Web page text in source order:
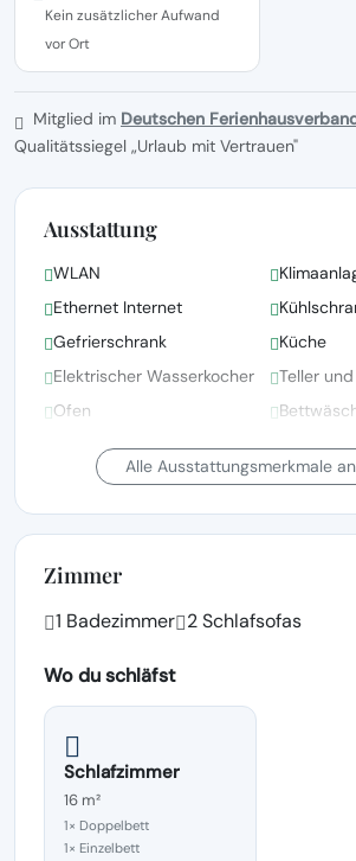
Kein zusätzlicher Aufwand
vor Ort
Mitglied im Deutschen
Qualitätssiegel „Urlaub mit Vertrauen"
Ausstattung
WLAN
Ethernet Internet
Gefrierschrank
Küche
Elektrischer Wasserkocher
Teller
Ofen
Bettwäsche, Handtücher
und Wäsche gemäß den
Behörden gewaschen
Alle Ausstattungsmerkmale
Zimmer
1 Badezimmer 2 Schlafsofas
Wo du schläfst
Schlafzimmer
16 m²
1× Doppelbett
1× Einzelbett